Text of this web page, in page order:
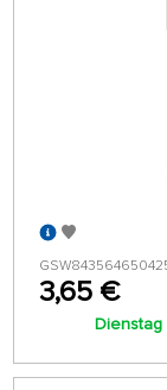
3,65 €
Dienstag